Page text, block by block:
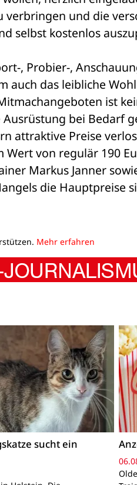
verbringen und die
selbst kostenlos
, Probier-,
das leibliche
ist
bei Bedarf
attraktive Preise
von regulär 190
Markus Janner
die Hauptpreise
Mehr erfahren
sucht ein